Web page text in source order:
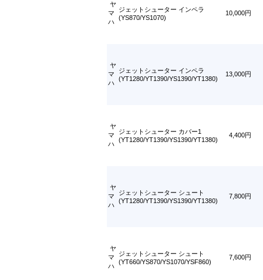
ヤ
マ
ハ
ジェットシューター インペラ
(YS870/YS1070)
10,000円
ヤ
マ
ハ
ジェットシューター インペラ
(YT1280/YT1390/YS1390/YT1380)
13,000円
ヤ
マ
ハ
ジェットシューター カバー1
(YT1280/YT1390/YS1390/YT1380)
4,400円
ヤ
マ
ハ
ジェットシューター シュート
(YT1280/YT1390/YS1390/YT1380)
7,800円
ヤ
マ
ハ
ジェットシューター シュート
(YT660/YS870/YS1070/YSF860)
7,600円